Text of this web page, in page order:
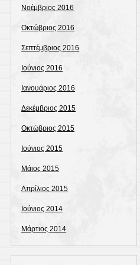
Νοέμβριος 2016
Οκτώβριος 2016
Σεπτέμβριος 2016
Ιούνιος 2016
Ιανουάριος 2016
Δεκέμβριος 2015
Οκτώβριος 2015
Ιούνιος 2015
Μάιος 2015
Απρίλιος 2015
Ιούνιος 2014
Μάρτιος 2014